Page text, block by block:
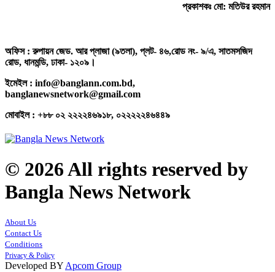
প্রকাশকঃ মো: মতিউর রহমান
অফিস : রুপায়ন জেড. আর প্লাজা (৯তলা), প্লট- ৪৬,রোড নং- ৯/এ, সাতমসজিদ
রোড, ধানমন্ডি, ঢাকা- ১২০৯।
ইমেইল : info@banglann.com.bd,
banglanewsnetwork@gmail.com
মোবাইল : +৮৮ ০২ ২২২২৪৬৯১৮, ০২২২২২৪৬৪৪৯
© 2026 All rights reserved by
Bangla News Network
About Us
Contact Us
Conditions
Privacy & Policy
Developed BY Apcom Group